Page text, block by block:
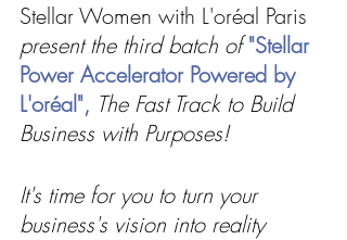
Stellar Women with L'oréal Paris
present the third batch of "Stellar
Power Accelerator Powered by
L'oréal", The Fast Track to Build
Business with Purposes!
It's time for you to turn your
business's vision into reality